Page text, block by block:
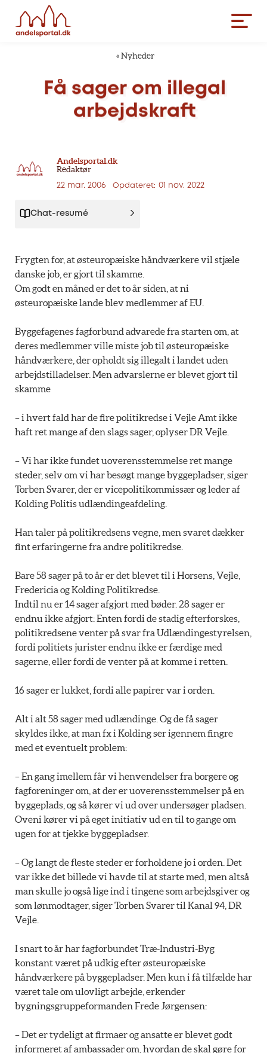
« Nyheder
Få sager om illegal
arbejdskraft
Andelsportal.dk
Redaktør
22 mar. 2006 Opdateret: 01 nov. 2022
Chat-resumé
Frygten for, at østeuropæiske håndværkere vil stjæle
danske job, er gjort til skamme.
Om godt en måned er det to år siden, at ni
østeuropæiske lande blev medlemmer af EU.
Byggefagenes fagforbund advarede fra starten om, at
deres medlemmer ville miste job til østeuropæiske
håndværkere, der opholdt sig illegalt i landet uden
arbejdstilladelser. Men advarslerne er blevet gjort til
skamme
– i hvert fald har de fire politikredse i Vejle Amt ikke
haft ret mange af den slags sager, oplyser DR Vejle.
– Vi har ikke fundet uoverensstemmelse ret mange
steder, selv om vi har besøgt mange byggepladser, siger
Torben Svarer, der er vicepolitikommissær og leder af
Kolding Politis udlændingeafdeling.
Han taler på politikredsens vegne, men svaret dækker
fint erfaringerne fra andre politikredse.
Bare 58 sager på to år er det blevet til i Horsens, Vejle,
Fredericia og Kolding Politikredse.
Indtil nu er 14 sager afgjort med bøder. 28 sager er
endnu ikke afgjort: Enten fordi de stadig efterforskes,
politikredsene venter på svar fra Udlændingestyrelsen,
fordi politiets jurister endnu ikke er færdige med
sagerne, eller fordi de venter på at komme i retten.
16 sager er lukket, fordi alle papirer var i orden.
Alt i alt 58 sager med udlændinge. Og de få sager
skyldes ikke, at man fx i Kolding ser igennem fingre
med et eventuelt problem:
– En gang imellem får vi henvendelser fra borgere og
fagforeninger om, at der er uoverensstemmelser på en
byggeplads, og så kører vi ud over undersøger pladsen.
Oveni kører vi på eget initiativ ud en til to gange om
ugen for at tjekke byggepladser.
– Og langt de fleste steder er forholdene jo i orden. Det
var ikke det billede vi havde til at starte med, men altså
man skulle jo også lige ind i tingene som arbejdsgiver og
som lønmodtager, siger Torben Svarer til Kanal 94, DR
Vejle.
I snart to år har fagforbundet Træ-Industri-Byg
konstant været på udkig efter østeuropæiske
håndværkere på byggepladser. Men kun i få tilfælde har
været tale om ulovligt arbejde, erkender
bygningsgruppeformanden Frede Jørgensen:
– Det er tydeligt at firmaer og ansatte er blevet godt
informeret af ambassader om, hvordan de skal gøre for